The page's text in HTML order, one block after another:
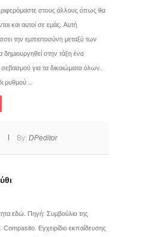
στους άλλους όπως θα
και αυτοί σε εμάς. Αυτή
την εμπιστοσύνη μεταξύ των
στην τάξη ένα
για τα δικαιώματα όλων.
ρυθμού ..
By: DPeditor
εδώ. Πηγή: Συμβούλιο της
Εγχειρίδιο εκπαίδευσης